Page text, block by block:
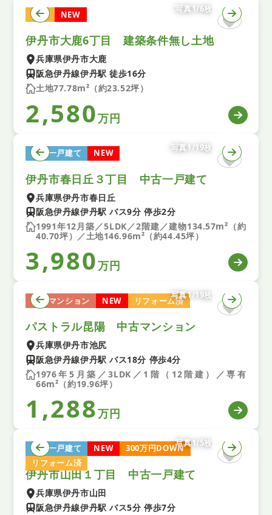
土地 NEW
写真1/6枚
伊丹市大鹿6丁目 建築条件無し土地
兵庫県伊丹市大鹿
阪急伊丹線伊丹駅 徒歩16分
土地77.78m²（約23.52坪）
2,580万円
中古一戸建て NEW
写真1/19枚
伊丹市春日丘３丁目 中古一戸建て
兵庫県伊丹市春日丘
阪急伊丹線伊丹駅 バス9分 停歩2分
1991年12月築／5LDK／2階建／建物134.57m²（約
40.70坪）／土地146.96m²（約44.45坪）
3,980万円
中古マンション NEW リフォーム済
写真1/19枚
パストラル昆陽 中古マンション
兵庫県伊丹市池尻
阪急伊丹線伊丹駅 バス18分 停歩4分
1976年5月築／3LDK／1階（12階建）／専有
66m²（約19.96坪）
1,288万円
中古一戸建て NEW
300万円DOWN
リフォーム済
写真1/5枚
伊丹市山田１丁目 中古一戸建て
兵庫県伊丹市山田
阪急伊丹線伊丹駅 バス5分 停歩7分